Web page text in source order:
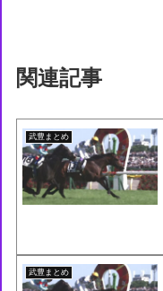
関連記事
武豊まとめ
武豊まとめ